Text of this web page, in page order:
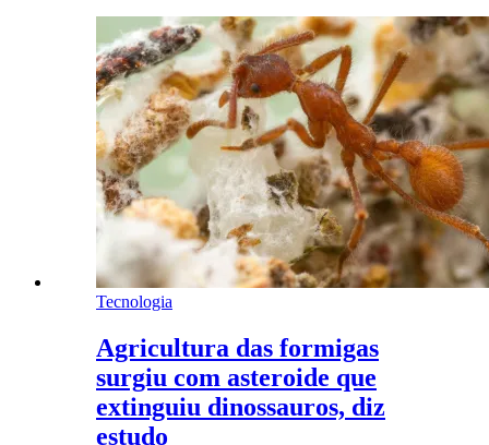
Tecnologia
Agricultura das formigas
surgiu com asteroide que
extinguiu dinossauros, diz
estudo